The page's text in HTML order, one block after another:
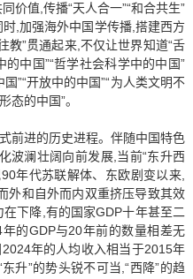
价值,传播“天人合一”“和合共生”
,加强海外中国学传播,搭建西方
教”贯通起来,不仅让世界知道“舌
中国”“哲学社会科学中的中国”
”“开放中的中国”“为人类文明不
态的中国”。
前进的历史进程。伴随中国特色
波澜壮阔向前发展,当前“东升西
年代苏联解体、东欧剧变以来,
外和自外而内双重挤压导致其效
下降,有的国家GDP十年甚至二
的GDP与20年前的数量相差无
年的人均收入相当于2015年
升”的势头锐不可当,“西降”的趋